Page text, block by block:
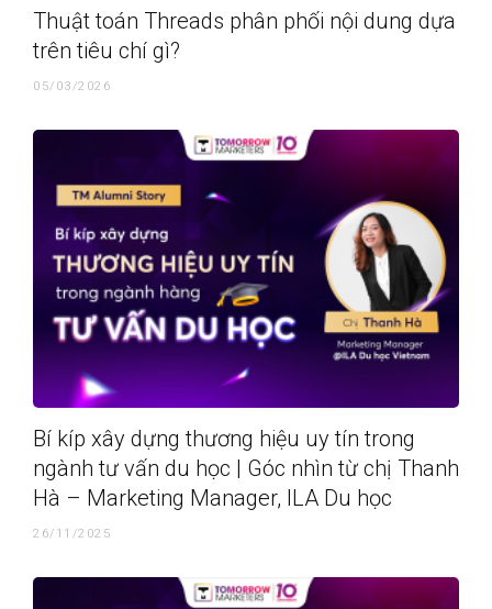
Thuật toán Threads phân phối nội dung dựa
trên tiêu chí gì?
05/03/2026
Bí kíp xây dựng thương hiệu uy tín trong
ngành tư vấn du học | Góc nhìn từ chị Thanh
Hà – Marketing Manager, ILA Du học
26/11/2025